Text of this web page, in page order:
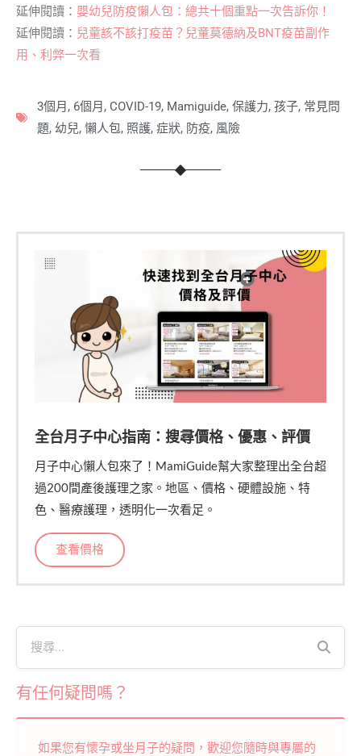
延伸閱讀： 嬰幼兒防疫懶人包：總共十個重點一次告訴你！
延伸閱讀： 兒童該不該打疫苗？兒童莫德納及BNT疫苗副作
用、利弊一次看
3個月 , 6個月 , COVID-19, Mamiguide, 保護力, 孩子, 常見問
題, 幼兒, 懶人包, 照護, 症狀, 防疫, 風險
全台月子中心指南：搜尋價格、優惠、評價
月子中心懶人包來了！MamiGuide幫大家整理出全台超
過200間產後護理之家。地區、價格、硬體設施、特
色、醫療護理，透明化一次看足。
查看價格
有任何疑問嗎？
如果您有懷孕或坐月子的疑問，歡迎您隨時與專屬的